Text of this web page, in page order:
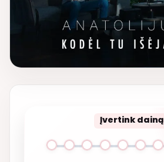
Įvertink dainą